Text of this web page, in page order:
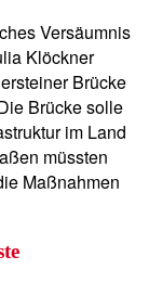
Versäumnis
Klöckner
Brücke
Brücke solle
im Land
müssten
Maßnahmen